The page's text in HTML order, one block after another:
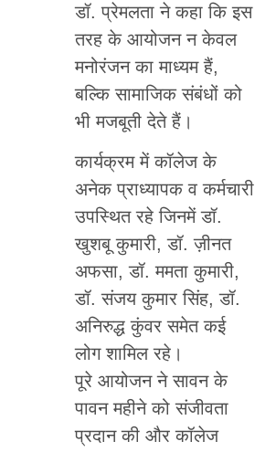
डॉ. प्रेमलता ने कहा कि इस
तरह के आयोजन न केवल
मनोरंजन का माध्यम हैं,
बल्कि सामाजिक संबंधों को
भी मजबूती देते हैं।
कार्यक्रम में कॉलेज के
अनेक प्राध्यापक व कर्मचारी
उपस्थित रहे जिनमें डॉ.
खुशबू कुमारी, डॉ. ज़ीनत
अफसा, डॉ. ममता कुमारी,
डॉ. संजय कुमार सिंह, डॉ.
अनिरुद्ध कुंवर समेत कई
लोग शामिल रहे।
पूरे आयोजन ने सावन के
पावन महीने को संजीवता
प्रदान की और कॉलेज